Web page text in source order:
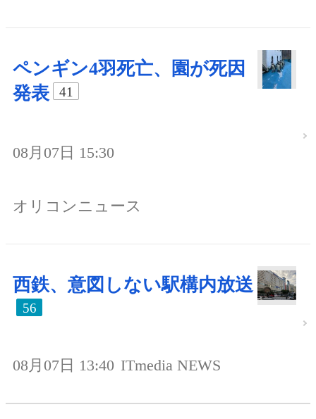
ペンギン4羽死亡、園が死因
発表
41
08月07日 15:30
オリコンニュース
西鉄、意図しない駅構内放送
56
08月07日 13:40 ITmedia NEWS